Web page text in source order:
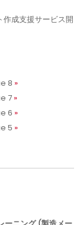
作成支援サービス開
8
7
6
5